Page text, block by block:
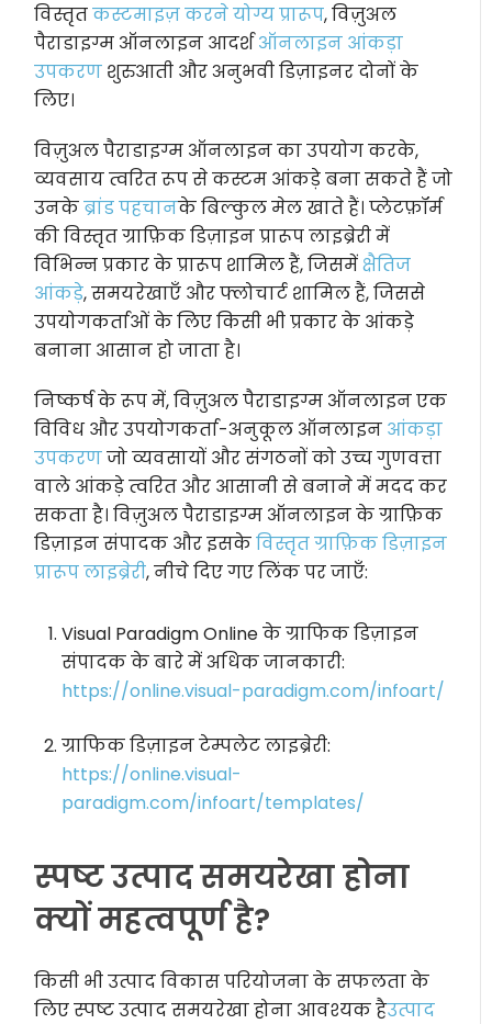
विस्तृतकस्टमाइज़ करने योग्य प्रारूप, विज़ुअल
पैराडाइग्म ऑनलाइन आदर्शऑनलाइन आंकड़ा
उपकरण शुरुआती और अनुभवी डिज़ाइनर दोनों के
लिए।
विज़ुअल पैराडाइग्म ऑनलाइन का उपयोग करके,
व्यवसाय त्वरित रूप से कस्टम आंकड़े बना सकते हैं जो
उनकेब्रांड पहचानके बिल्कुल मेल खाते हैं। प्लेटफ़ॉर्म
की विस्तृत ग्राफ़िक डिज़ाइन प्रारूप लाइब्रेरी में
विभिन्न प्रकार के प्रारूप शामिल हैं, जिसमेंक्षैतिज
आंकड़े, समयरेखाएँ और फ्लोचार्ट शामिल हैं, जिससे
उपयोगकर्ताओं के लिए किसी भी प्रकार के आंकड़े
बनाना आसान हो जाता है।
निष्कर्ष के रूप में, विज़ुअल पैराडाइग्म ऑनलाइन एक
विविध और उपयोगकर्ता-अनुकूल ऑनलाइन आंकड़ा
उपकरणजो व्यवसायों और संगठनों को उच्च गुणवत्ता
वाले आंकड़े त्वरित और आसानी से बनाने में मदद कर
सकता है। विज़ुअल पैराडाइग्म ऑनलाइन के ग्राफ़िक
डिज़ाइन संपादक और इसकेविस्तृत ग्राफ़िक डिज़ाइन
प्रारूप लाइब्रेरी, नीचे दिए गए लिंक पर जाएँ:
Visual Paradigm Online के ग्राफिक डिज़ाइन
संपादक के बारे में अधिक जानकारी:
https://online.visual-paradigm.com/infoart/
ग्राफिक डिज़ाइन टेम्पलेट लाइब्रेरी:
https://online.visual-
paradigm.com/infoart/templates/
स्पष्ट उत्पाद समयरेखा होना
क्यों महत्वपूर्ण है?
किसी भी उत्पाद विकास परियोजना के सफलता के
लिए स्पष्ट उत्पाद समयरेखा होना आवश्यक हैउत्पाद